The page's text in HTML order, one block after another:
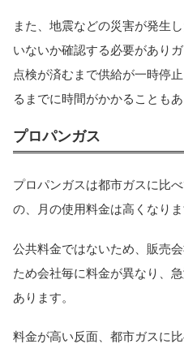
また、地震などの災害が発生
いないか確認する必要があり
点検が済むまで供給が一時停
るまでに時間がかかることもあ
プロパンガス
プロパンガスは都市ガスに比
の、月の使用料金は高くなりま
公共料金ではないため、販売
ため会社毎に料金が異なり、
あります。
料金が高い反面、都市ガスに